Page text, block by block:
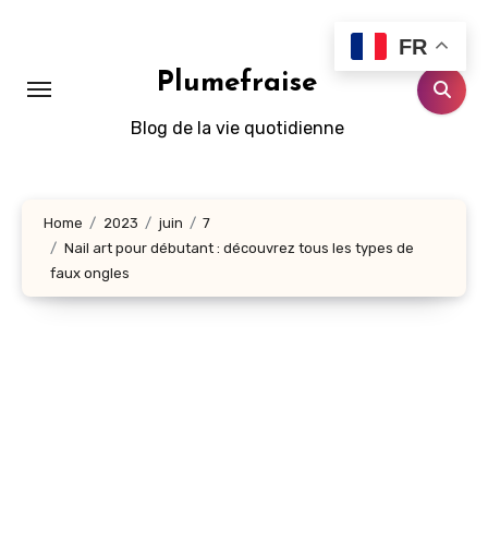
Plumefraise
Blog de la vie quotidienne
Home 2023 juin
7
Nail art pour débutant : découvrez tous les types de
faux ongles
FR